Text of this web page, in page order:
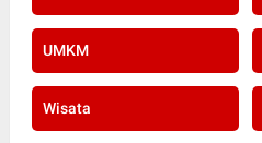
UMKM
Wisata